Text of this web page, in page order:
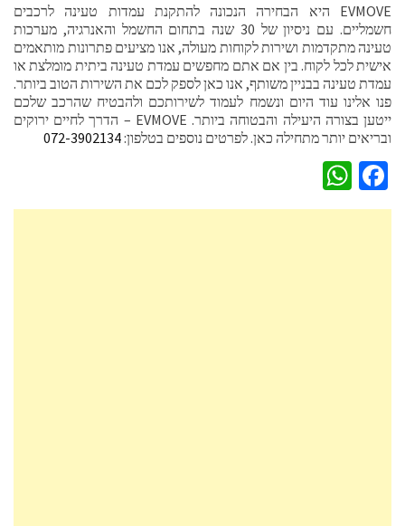
EVMOVE היא הבחירה הנכונה להתקנת עמדות טעינה לרכבים
חשמליים. עם ניסיון של 30 שנה בתחום החשמל והאנרגיה, מערכות
טעינה מתקדמות ושירות לקוחות מעולה, אנו מציעים פתרונות מותאמים
אישית לכל לקוח. בין אם אתם מחפשים עמדת טעינה ביתית מומלצת או
עמדת טעינה בבניין משותף, אנו כאן לספק לכם את השירות הטוב ביותר.
פנו אלינו עוד היום ונשמח לעמוד לשירותכם ולהבטיח שהרכב שלכם
ייטען בצורה היעילה והבטוחה ביותר. EVMOVE – הדרך לחיים ירוקים
ובריאים יותר מתחילה כאן. לפרטים נוספים בטלפון:072-3902134
Facebook